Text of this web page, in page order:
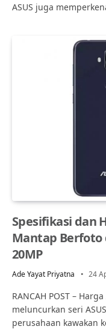
ASUS juga
Spesifikasi dan
Mantap Berfoto
20MP
Ade Yayat Priyatna 24
RANCAH POST –
meluncurkan seri
perusahaan kawakan